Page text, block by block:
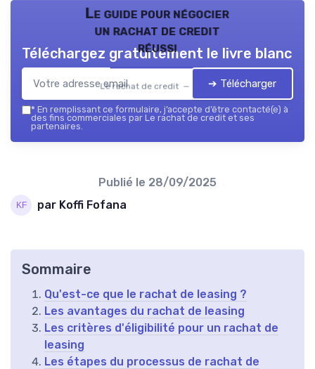
Le guide pour négocier
un rachat de credit
réussi
Le rachat de credit — 2026
Téléchargez gratuitement le livre blanc
➔ Télécharger
* En remplissant ce formulaire, j’accepte d’être contacté(e) à
des fins commerciales par Le rachat de credit et ses
partenaires.
Publié le 28/09/2025
par Koffi Fofana
Sommaire
Qu'est-ce que le rachat de leasing ?
Les avantages du rachat de leasing
Les critères d'éligibilité pour un rachat de
leasing
Les étapes du processus de rachat de